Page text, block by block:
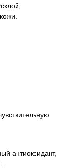
антиоксидант,